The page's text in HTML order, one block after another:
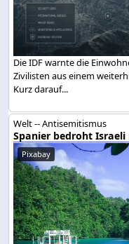
Die IDF warnte die
Zivilisten aus einem
Kurz darauf...
Welt -- Antisemitismus
Spanier bedroht
Pixabay